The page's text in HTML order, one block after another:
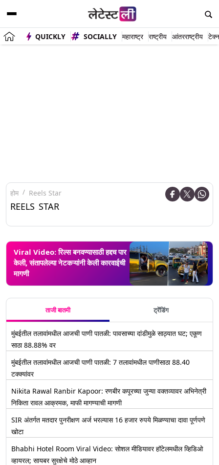
QUICKLY SOCIALLY महाराष्ट्र राष्ट्रीय आंतरराष्ट्रीय
होम Reels Star
REELS STAR
Viral Video: रिल्स बनवण्यासाठी हद्दच पार
केली, संतापलेल्या नेटकऱ्यांनी केली कारवाईची
मागणी
ताजी बातमी ट्रेंडिंग
मुंबईतील तलावांमधील आजची पाणी पातळी: पावसाच्या दांडीमुळे साठ्यात घट; एकूण
साठा 88.88% वर
मुंबईतील तलावांमधील आजची पाणी पातळी: 7 तलावांमधील पाणीसाठा 88.40
टक्क्यांवर
Nikita Rawal Ranbir Kapoor: रणबीर कपूरच्या जुन्या वक्तव्यावर अभिनेत्री
निकिता रावल आक्रमक, माफी मागण्याची मागणी
SIR अंतर्गत मतदार पुनरीक्षण अर्ज भरल्यास 16 हजार रुपये मिळण्याचा दावा पूर्णपणे
खोटा
Bhabhi Hotel Room Viral Video: सोशल मीडियावर हॉटेलमधील व्हिडिओ
व्हायरल; सायबर सुरक्षेचे मोठे आव्हान